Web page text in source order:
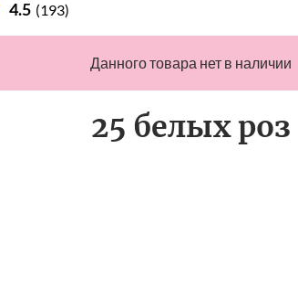
4.5 (193)
Данного товара нет в наличии
25 белых роз